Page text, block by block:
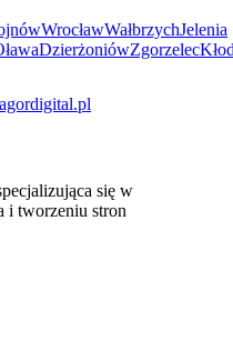
WrocławWałbrzychJelenia
DzierżoniówZgorzelec
się w
i tworzeniu stron